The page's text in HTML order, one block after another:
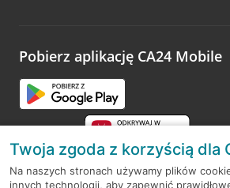
opinie.
Pobierz aplikację CA24 Mobile
Twoja zgoda z korzyścią dla
Na naszych stronach używamy plików
innych technologii, aby zapewnić